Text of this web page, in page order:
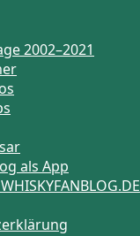
2002–2021
als App